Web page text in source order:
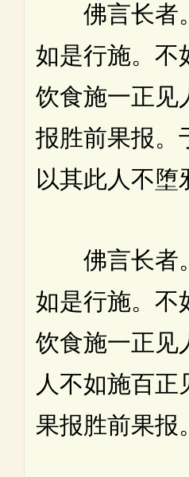
佛言长者
如是行施。不
饮食施一正见
报胜前果报。
以其此人不堕
佛言长者
如是行施。不
饮食施一正见
人不如施百正
果报胜前果报。